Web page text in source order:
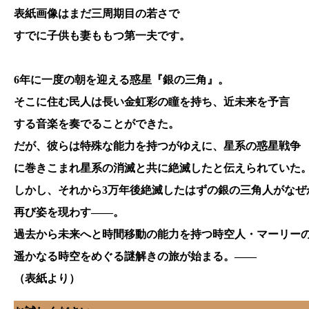
表紙画像はまだ三周期目の若さで
すでに子供も妻ももつ第一夫です。
6年に一度の朝を迎える惑星『銀の三角』。
そこに住む民人は長い金虹彩の瞳を持ち、近未来を予言
する音楽を奏でることができた。
だが、彼らは特殊な能力を持つがゆえに、星系の惑星戦争
に巻きこまれ星系の消滅と共に絶滅したと伝えられていた。
しかし、それから3万年後絶滅したはずの銀の三角人がなぜ
再び姿を現わす――。
過去から未来へと時間移動の能力を持つ時空人・マーリー
遥かなる時空をめぐる謎解きの旅が始まる。――
（表紙より）